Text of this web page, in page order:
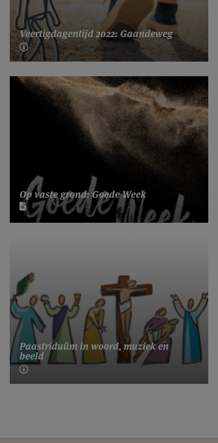
Veertigdagentijd 2022: Gaandeweg
Op vaste grond: Goede Week
Paastriduüm in woord, muziek en
beeld